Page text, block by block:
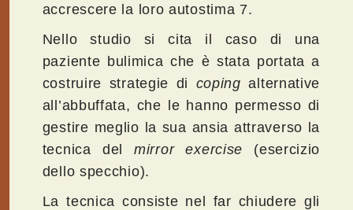
accrescere la loro autostima 7.
Nello studio si cita il caso di una
paziente bulimica che è stata portata a
costruire strategie di copingalternative
all’abbuffata, che le hanno permesso di
gestire meglio la sua ansia attraverso la
tecnica delmirror exercise (esercizio
dello specchio).
La tecnica consiste nel far chiudere gli